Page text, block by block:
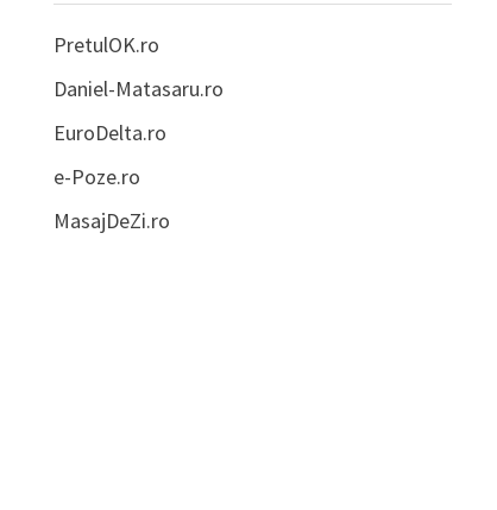
PretulOK.ro
Daniel-Matasaru.ro
EuroDelta.ro
e-Poze.ro
MasajDeZi.ro